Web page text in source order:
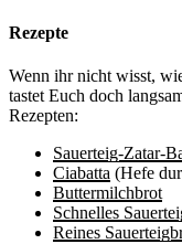
Rezepte
Wenn ihr nicht wisst,
tastet Euch doch
Rezepten:
Sauerteig-Zatar-
Ciabatta (Hefe
Buttermilchbrot
Schnelles
Reines